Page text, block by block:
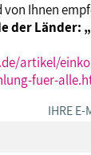
von Ihnen
der Länder:
artikel/
fuer-
IHRE E-